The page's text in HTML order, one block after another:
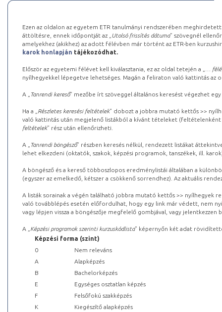
Ezen az oldalon az egyetem ETR tanulmányi rendszerében
áttöltésre, ennek időpontját az „ Utolsó frissítés dátuma” szövegnél
amelyekhez (akikhez) az adott félévben már történt az ETR-ben
karok honlapján tájékozódhat.
Először az egyetemi félévet kell kiválasztania, ez az oldal tetején a „
…
nyílhegyekkel lépegetve lehetséges. Magán a feliraton való kattintás az
A „ Tanrendi kereső” mezőbe írt szöveggel általános keresést végezhet
Ha a „ Részletes keresési feltételek” dobozt a jobbra mutató kettős >>
való kattintás után megjelenő listákból a kívánt tételeket (feltételenként
feltételek” rész után ellenőrizheti.
A „ Tanrendi böngésző” részben keresés nélkül, rendezett listákat
lehet elkezdeni (oktatók, szakok, képzési programok, tanszékek, ill.
A böngésző és a kereső többoszlopos eredménylistái általában a
(egyszer az emelkedő, kétszer a csökkenő sorrendhez). Az aktuális
A listák sorainak a végén található jobbra mutató kettős >> nyílhegyek
való továbblépés esetén előfordulhat, hogy egy link már védett, nem
vagy lépjen vissza a böngészője megfelelő gombjával, vagy
A „ Képzési programok szerinti kurzuskódlista” képernyőn két adat
Képzési forma (szint)
0
Nem releváns
A
Alapképzés
B
Bachelorképzés
E
Egységes osztatlan képzés
F
Felsőfokú szakképzés
K
Kiegészítő alapképzés